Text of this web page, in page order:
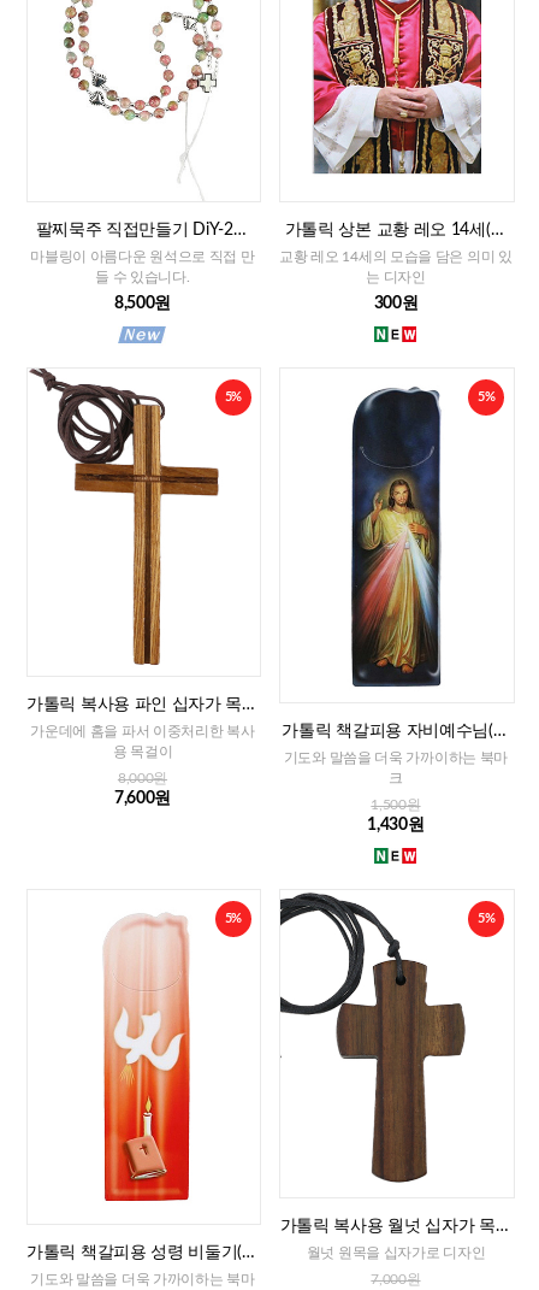
팔찌묵주 직접만들기 DiY-2줄
팔찌묵주 화만옥 4mm
마블링이 아름다운 원석으로 직접 만
들 수 있습니다.
8,500원
가톨릭 상본 교황 레오 14세(이
태리)
교황 레오 14세의 모습을 담은 의미 있
는 디자인
300원
5%
가톨릭 복사용 파인 십자가 목걸
이
가운데에 홈을 파서 이중처리한 복사
용 목걸이
8,000원
7,600원
5%
가톨릭 책갈피용 자비예수님(이
태리)
기도와 말씀을 더욱 가까이하는 북마
크
1,500원
1,430원
5%
가톨릭 책갈피용 성령 비둘기(이
태리)
기도와 말씀을 더욱 가까이하는 북마
5%
가톨릭 복사용 월넛 십자가 목걸
이
월넛 원목을 십자가로 디자인
7,000원